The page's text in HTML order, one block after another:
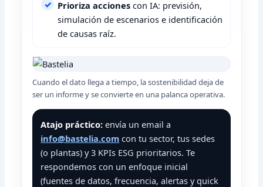
Prioriza acciones con IA: previsión,
simulación de escenarios e identificación
de causas raíz.
Cuando el dato llega a tiempo, la sostenibilidad deja de
ser un informe y se convierte en una palanca operativa.
Atajo práctico: envía un email a
info@bastelia.com con tu sector, tus sedes
(o plantas) y 3 KPIs ESG prioritarios. Te
respondemos con un enfoque inicial
(fuentes de datos, frecuencia, alertas y quick